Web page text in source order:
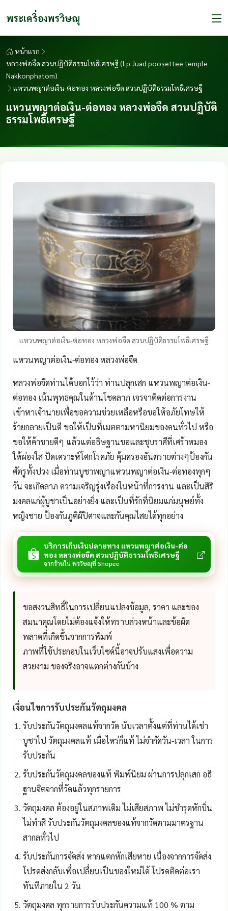
พระเครื่องพรวิษณุ
หน้าแรก
หลวงพ่อจืด สวนปฏิบัติธรรมโพธิเศรษฐี (Lp.Juad poosettee temple
Nakkonphatom)
แหวนพญาต่อเงิน-ต่อทอง หลวงพ่อจืด สวนปฏิบัติธรรมโพธิเศรษฐี
แหวนพญาต่อเงิน-ต่อทอง หลวงพ่อจืด สวนปฏิบัติ
ธรรมโพธิเศรษฐี
แหวนพญาต่อเงิน-ต่อทอง หลวงพ่อจืด สวนปฏิบัติธรรมโพธิเศรษฐี
แหวนพญาต่อเงิน-ต่อทอง หลวงพ่อจืด
หลวงพ่อจืดท่านได้บอกไว้ว่า ท่านปลุกเสก แหวนพญาต่อเงิน-
ต่อทอง เน้นพุทธคุณในด้านโชคลาภ เจรจาติดต่อการงาน
เข้าหาเจ้านายเพื่อขอความช่วยเหลือหรือขอให้อภัยโทษให้
ร้ายกลายเป็นดี ขอให้เป็นที่เมตตามหานิยมของคนทั่วไป หรือ
ขอให้ค้าขายดีๆ แล้วแต่อธิษฐานขอและชุบราศีที่เศร้าหมอง
ให้ผ่องใส ปัดเคราะห์โศกโรคภัย คุ้มครองอันตรายต่างๆป้องกัน
ศัตรูทั้งปวง เมื่อท่านบูชาพญาแหวนพญาต่อเงิน-ต่อทองทุกๆ
วัน จะเกิดลาภ ความเจริญรุ่งเรืองในหน้าที่การงาน และเป็นสิริ
มงคลแก่ผู้บูชาเป็นอย่างยิ่ง และเป็นที่รักที่นิยมแก่มนุษย์ทั้ง
หญิงชาย ป้องกันภูติผีปิศาจและกันคุณไสยได้ทุกอย่าง
บริการเก็บเงินปลายทาง แหวนพญาต่อเงิน-ต่อ
ทอง หลวงพ่อจืด สวนปฏิบัติธรรมโพธิเศรษฐี
จากร้านใน พรวิษณุที่ Shopee
ขอสงวนสิทธิ์ในการเปลี่ยนแปลงข้อมูล, ราคา และของ
สมนาคุณโดยไม่ต้องแจ้งให้ทราบล่วงหน้าและข้อผิด
พลาดที่เกิดขึ้นจากการพิมพ์
ภาพที่ใช้ประกอบในเว็บไซด์นี้อาจปรับแสงเพื่อความ
สวยงาม ของจริงอาจแตกต่างกันบ้าง
เงื่อนไขการรับประกันวัตถุมงคล
รับประกันวัตถุมงคลแท้จากวัด นับเวลาตั้งแต่ที่ท่านได้เช่า
บูชาไป วัตถุมงคลแท้ เมื่อไหร่ก็แท้ ไม่จำกัดวัน-เวลา ในการ
รับประกัน
รับประกันวัตถุมงคลของแท้ พิมพ์นิยม ผ่านการปลุกเสก อธิ
ฐานจิตจากที่วัดแล้วทุกรายการ
วัตถุมงคล ต้องอยู่ในสภาพเดิม ไม่เสียสภาพ ไม่ชำรุดหักบิ่น
ไม่ทำสี รับประกันวัตถุมงคลของแท้จากวัดตามมาตรฐาน
สากลทั่วไป
รับประกันการจัดส่ง หากแตกหักเสียหาย เนื่องจากการจัดส่ง
โปรดส่งกลับเพื่อเปลื่ยนเป็นของใหม่ได้ โปรดติดต่อเรา
ทันทีภายใน 2 วัน
วัตถุมงคล ทุกรายการรับประกันความแท้ 100 % ตาม